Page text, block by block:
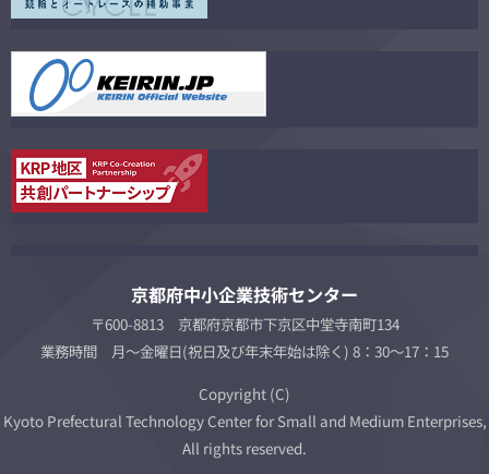
京都府中小企業技術センター
〒600-8813 京都府京都市下京区中堂寺南町134
業務時間 月～金曜日(祝日及び年末年始は除く) 8：30～17：15
Copyright (C)
Kyoto Prefectural Technology Center for Small and Medium Enterprises,
All rights reserved.